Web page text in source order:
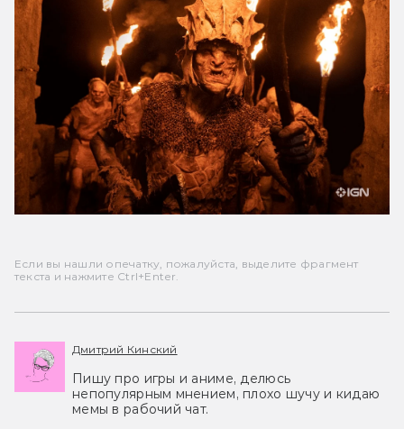
Если вы нашли опечатку, пожалуйста, выделите фрагмент
текста и нажмите Ctrl+Enter.
Дмитрий Кинский
Пишу про игры и аниме, делюсь
непопулярным мнением, плохо шучу и кидаю
мемы в рабочий чат.